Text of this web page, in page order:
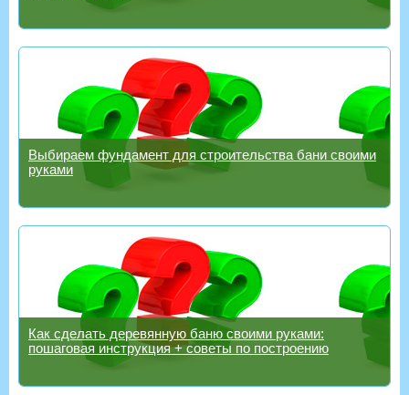
Выбираем фундамент для строительства бани своими
руками
Как сделать деревянную баню своими руками:
пошаговая инструкция + советы по построению